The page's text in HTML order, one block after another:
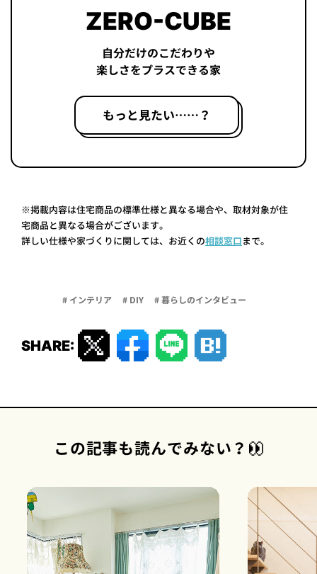
ZERO-CUBE
自分だけのこだわりや
楽しさをプラスできる家
もっと見たい……？
※掲載内容は住宅商品の標準仕様と異なる場合や、取材対象が住
宅商品と異なる場合がございます。
詳しい仕様や家づくりに関しては、お近くの相談窓口まで。
# インテリア # DIY # 暮らしのインタビュー
SHARE:
この記事も読んでみない？